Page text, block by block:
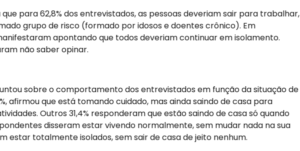
para 62,8% dos entrevistados, as pessoas deveriam sair para trabalhar,
grupo de risco (formado por idosos e doentes crônico). Em
apontando que todos deveriam continuar em isolamento.
não saber opinar.
sobre o comportamento dos entrevistados em função da situação de
afirmou que está tomando cuidado, mas ainda saindo de casa para
Outros 31,4% responderam que estão saindo de casa só quando
disseram estar vivendo normalmente, sem mudar nada na sua
estar totalmente isolados, sem sair de casa de jeito nenhum.